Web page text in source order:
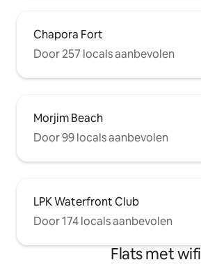
Chapora Fort
Door 257 locals aanbevolen
Morjim Beach
Door 99 locals aanbevolen
LPK Waterfront Club
Door 174 locals aanbevolen
Flats met wifi